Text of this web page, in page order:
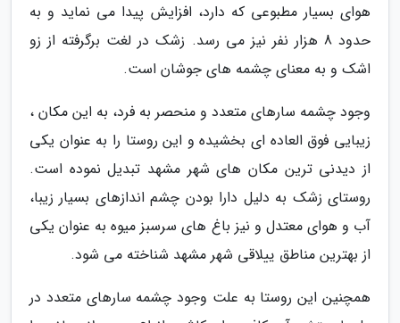
هوای بسیار مطبوعی که دارد، افزایش پیدا می نماید و به
حدود 8 هزار نفر نیز می رسد. زشک در لغت برگرفته از زو
اشک و به معنای چشمه های جوشان است.
وجود چشمه سارهای متعدد و منحصر به فرد، به این مکان ،
زیبایی فوق العاده ای بخشیده و این روستا را به عنوان یکی
از دیدنی ترین مکان های شهر مشهد تبدیل نموده است.
روستای زشک به دلیل دارا بودن چشم اندازهای بسیار زیبا،
آب و هوای معتدل و نیز باغ های سرسبز میوه به عنوان یکی
از بهترین مناطق ییلاقی شهر مشهد شناخته می شود.
همچنین این روستا به علت وجود چشمه سارهای متعدد در